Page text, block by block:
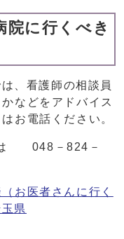
院に行くべき
、看護師の相談員
などをアドバイス
お電話ください。
048－824－
お医者さんに行く
県